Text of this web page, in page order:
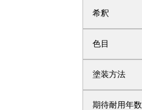
希釈
色目
塗装方法
期待耐用年数